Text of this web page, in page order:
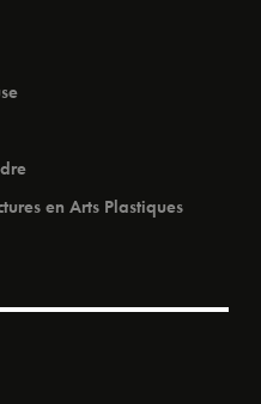
en Arts Plastiques